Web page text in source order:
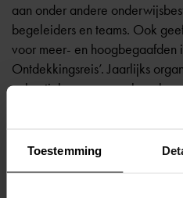
Toestemming
aan onder andere
begeleiders en teams. Ook
voor meer- en hoogbegaafden
Ontdekkingsreis’. Jaarlijks
vakantiekampen voor
Care4Plusis een pedagogisch